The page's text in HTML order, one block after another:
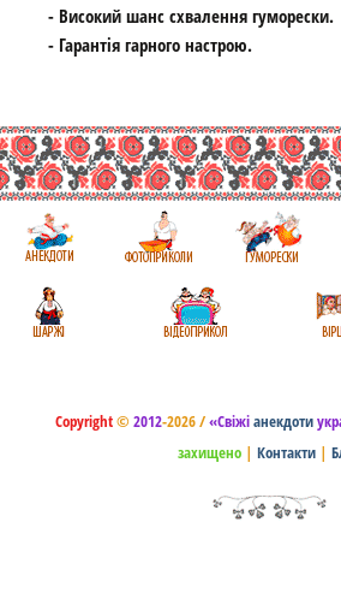
- Високий шанс схвалення гуморески.
- Гарантія гарного настрою.
Copyright© 2012-2026 /«Свіжіанекдоти
захищено | Контакти |